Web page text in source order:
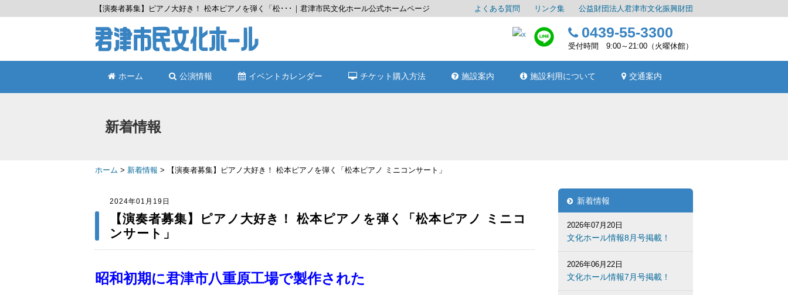
【演奏者募集】ピアノ大好き！ 松本ピアノを弾く「松･･･｜君津市民文化ホール公式ホームページ よくある質問 リンク集 公益財団法人君津市文化振興財団
0439-55-3300
受付時間 9:00～21:00（火曜休館）
ホーム 公演情報 イベントカレンダー チケット購入方法 施設案内 施設利用について 交通案内
新着情報
ホーム > 新着情報 > 【演奏者募集】ピアノ大好き！ 松本ピアノを弾く「松本ピアノ ミニコンサート」
2024年01月19日
【演奏者募集】ピアノ大好き！ 松本ピアノを弾く「松本ピアノ ミニコ
ンサート」
昭和初期に君津市八重原工場で製作された
新着情報
2026年07月20日
文化ホール情報8月号掲載！
2026年06月22日
文化ホール情報7月号掲載！